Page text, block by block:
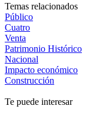
Temas relacionados
Público
Cuatro
Venta
Patrimonio Histórico
Nacional
Impacto económico
Construcción
Te puede interesar